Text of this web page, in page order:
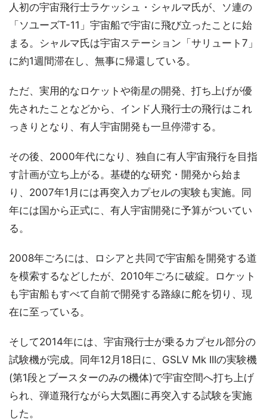
人初の宇宙飛行士ラケッシュ・シャルマ氏が、ソ連の
「ソユーズT-11」宇宙船で宇宙に飛び立ったことに始
まる。シャルマ氏は宇宙ステーション「サリュート7」
に約1週間滞在し、無事に帰還している。
ただ、実用的なロケットや衛星の開発、打ち上げが優
先されたことなどから、インド人飛行士の飛行はこれ
っきりとなり、有人宇宙開発も一旦停滞する。
その後、2000年代になり、独自に有人宇宙飛行を目指
す計画が立ち上がる。基礎的な研究・開発から始ま
り、2007年1月には再突入カプセルの実験も実施。同
年には国から正式に、有人宇宙開発に予算がついてい
る。
2008年ごろには、ロシアと共同で宇宙船を開発する道
を模索するなどしたが、2010年ごろに破綻。ロケット
も宇宙船もすべて自前で開発する路線に舵を切り、現
在に至っている。
そして2014年には、宇宙飛行士が乗るカプセル部分の
試験機が完成。同年12月18日に、GSLV Mk IIIの実験機
(第1段とブースターのみの機体)で宇宙空間へ打ち上げ
られ、弾道飛行ながら大気圏に再突入する試験を実施
した。